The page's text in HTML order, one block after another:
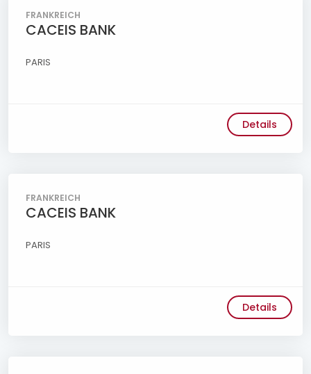
FRANKREICH
CACEIS BANK
PARIS
Details
FRANKREICH
CACEIS BANK
PARIS
Details